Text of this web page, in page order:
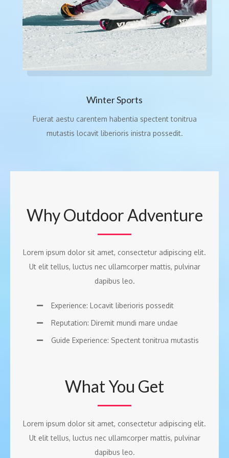
Winter Sports
Fuerat aestu carentem habentia spectent tonitrua
mutastis locavit liberioris inistra possedit.
Why Outdoor Adventure
Lorem ipsum dolor sit amet, consectetur adipiscing elit.
Ut elit tellus, luctus nec ullamcorper mattis, pulvinar
dapibus leo.
Experience: Locavit liberioris possedit
Reputation: Diremit mundi mare undae
Guide Experience: Spectent tonitrua mutastis
What You Get
Lorem ipsum dolor sit amet, consectetur adipiscing elit.
Ut elit tellus, luctus nec ullamcorper mattis, pulvinar
dapibus leo.